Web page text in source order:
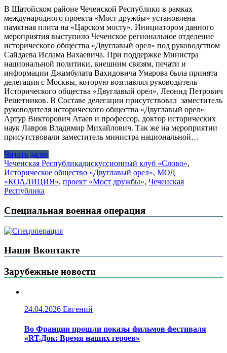
В Шатойском районе Чеченской Республики в рамках
международного проекта «Мост дружбы» установлена
памятная плита на «Царском мосту». Инициатором данного
мероприятия выступило Чеченское региональное отделение
исторического общества «Двуглавый орел» под руководством
Сайдаева Ислама Вахаевича. При поддержке Министра
национальной политики, внешним связям, печати и
информации Джамбулата Вахидовича Умарова была принята
делегация с Москвы, которую возглавлял руководитель
Исторического общества «Двуглавый орел», Леонид Петрович
Решетников. В Составе делегации присутствовал заместитель
руководителя исторического общества «Двуглавый орел»
Артур Викторович Атаев и профессор, доктор исторических
наук Лавров Владимир Михайлович. Так же на мероприятии
присутствовали заместитель министра национальной…
Читать далее
Чеченская Республикадискуссионный клуб «Слово»,
Историческое общество «Двуглавый орел», МОД
«КОАЛИЦИЯ», проект «Мост дружбы», Чеченская
Республика
Специальная военная операция
Наши Вконтакте
Зарубежные новости
24.04.2026 Евгений
Во Франции прошли показы фильмов фестиваля
«RT.Док: Время наших героев»